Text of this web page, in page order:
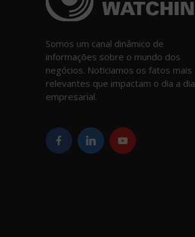
Somos um canal dinâmico de
informações sobre o mundo dos
negócios. Noticiamos os fatos mais
relevantes que impactam o dia a dia
empresarial.